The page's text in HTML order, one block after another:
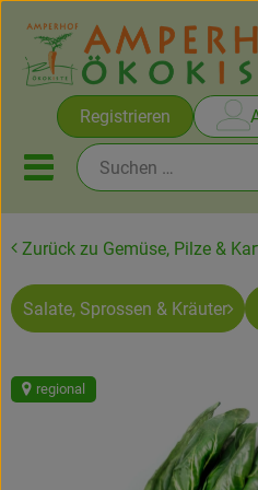
Registrieren
Mobiles Menu
Themen
Obst & Gemüse
Zurück zu Gemüse, Pilze &
Salate, Sprossen & Kräuter
regional